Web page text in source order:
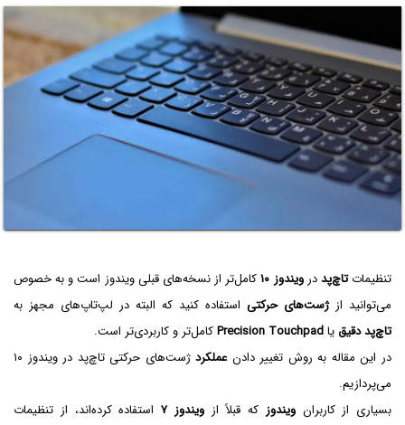
تنظیماتتاچ‌پددرویندوز ۱۰
کامل‌تر از نسخه‌های قبلی ویندوز است و به خصوص
می‌توانید ازژست‌های حرکتی استفاده کنید که البته در لپ‌تاپ‌های مجهز به
تاچ‌پد دقیق یاPrecision Touchpadکامل‌تر و کاربردی‌تر است.
در این مقاله به روش تغییر دادنعملکرد
ژست‌های حرکتی تاچ‌پد در ویندوز ۱۰
می‌پردازیم.
بسیاری از کاربرانویندوز که قبلاً ازویندوز ۷
استفاده کرده‌اند، از تنظیمات